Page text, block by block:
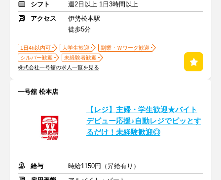
シフト
週2日以上 1日3時間以上
アクセス
伊勢松本駅
徒歩5分
1日4h以内可 大学生歓迎
副業・Ｗワーク歓迎
シルバー歓迎
未経験者歓迎
株式会社一号舘の求人一覧を見る
一号舘 松本店
【レジ】主婦・学生歓迎★バイト
デビュー応援♪自動レジでピッとす
るだけ！未経験歓迎◎
給与
時給1150円（昇給有り）